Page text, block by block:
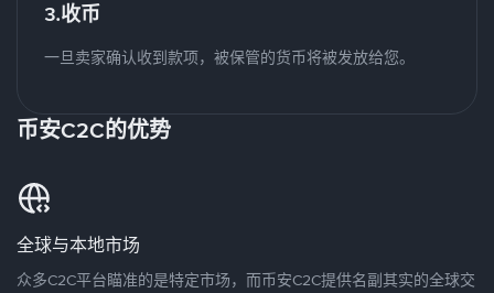
3.收币
一旦卖家确认收到款项，被保管的货币将被发放给您。
币安C2C的优势
全球与本地市场
众多C2C平台瞄准的是特定市场，而币安C2C提供名副其实的全球交